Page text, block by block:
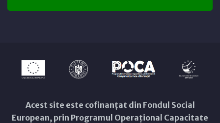
Acest site este cofinanțat din Fondul Social
European, prin Programul Operațional Capacitate